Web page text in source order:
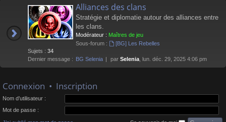
Alliances des clans
Stratégie et diplomatie autour des alliances entre
les clans.
Modérateur : Maîtres de jeu
Sous-forum :
[BG] Les Rebelles
Sujets : 34
Dernier message : BG Selenia par Selenia , lun. déc. 29, 2025 4:06 pm
Connexion • Inscription
Nom d’utilisateur :
Mot de passe :